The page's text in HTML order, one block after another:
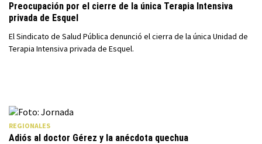
Preocupación por el cierre de la única Terapia Intensiva
privada de Esquel
El Sindicato de Salud Pública denunció el cierra de la única Unidad de
Terapia Intensiva privada de Esquel.
REGIONALES
Adiós al doctor Gérez y la anécdota quechua